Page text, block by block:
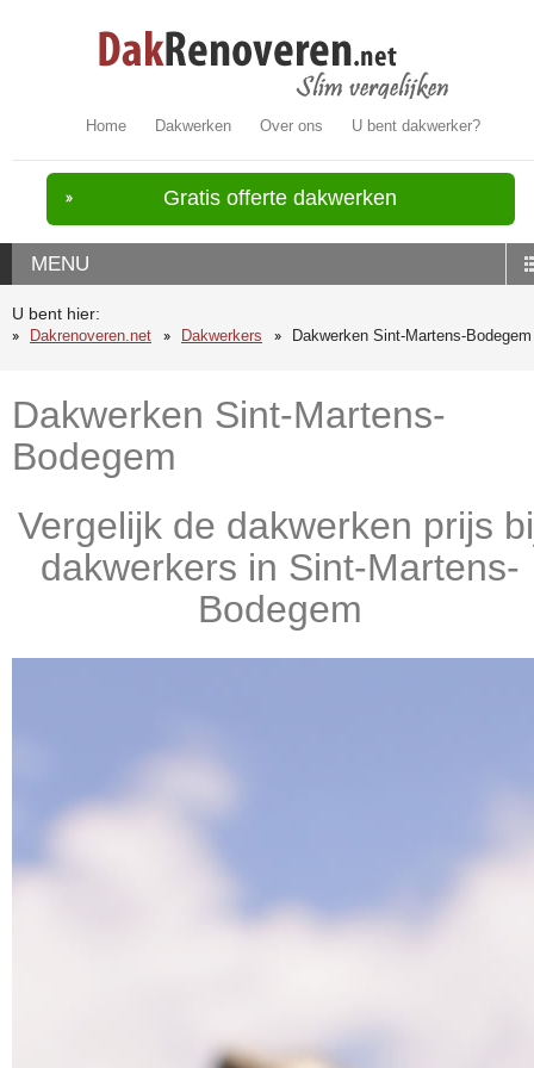
Home Dakwerken Over ons U bent dakwerker?
Gratis offerte dakwerken
MENU
U bent hier:
Dakrenoveren.net
Dakwerkers Dakwerken Sint-Martens-Bodegem
Dakwerken Sint-Martens-
Bodegem
Vergelijk de dakwerken prijs
dakwerkers in Sint-Martens-
Bodegem